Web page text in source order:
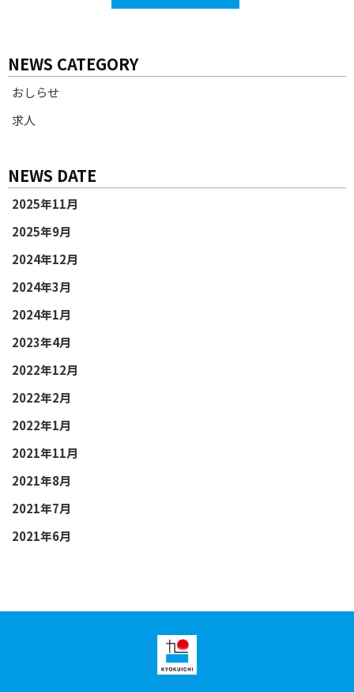
NEWS CATEGORY
おしらせ
求人
NEWS DATE
2025年11月
2025年9月
2024年12月
2024年3月
2024年1月
2023年4月
2022年12月
2022年2月
2022年1月
2021年11月
2021年8月
2021年7月
2021年6月